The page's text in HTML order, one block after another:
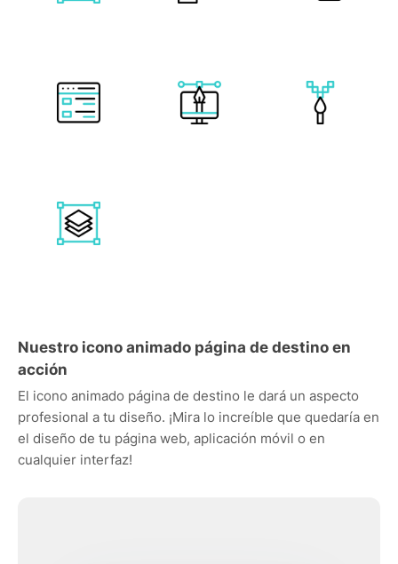
Nuestro icono animado página de destino en
acción
El icono animado página de destino le dará un aspecto
profesional a tu diseño. ¡Mira lo increíble que quedaría en
el diseño de tu página web, aplicación móvil o en
cualquier interfaz!